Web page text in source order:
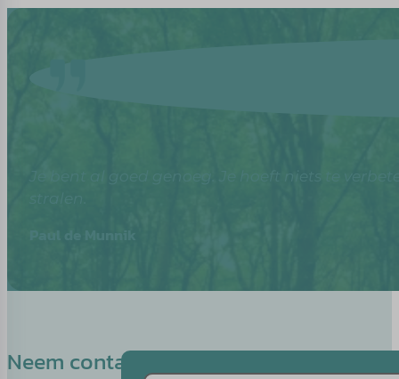
Neem contact op met Sandra